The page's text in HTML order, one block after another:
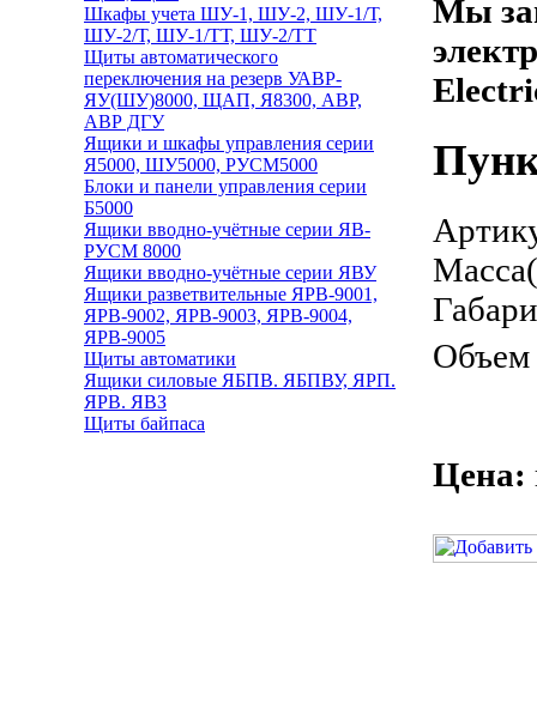
Шкафы учета ШУ-1, ШУ-2, ШУ-1/Т,
ШУ-2/Т, ШУ-1/ТТ, ШУ-2/ТТ
Щиты автоматического
переключения на резерв УАВР-
ЯУ(ШУ)8000, ЩАП, Я8300, АВР,
АВР ДГУ
Ящики и шкафы управления серии
Я5000, ШУ5000, РУСМ5000
Блоки и панели управления серии
Б5000
Ящики вводно-учётные серии ЯВ-
РУСМ 8000
Ящики вводно-учётные серии ЯВУ
Ящики разветвительные ЯРВ-9001,
ЯРВ-9002, ЯРВ-9003, ЯРВ-9004,
ЯРВ-9005
Щиты автоматики
Ящики силовые ЯБПВ. ЯБПВУ, ЯРП.
ЯРВ. ЯВЗ
Щиты байпаса
Мы
Цена: